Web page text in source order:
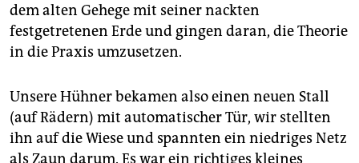
dem alten Gehege mit seiner nackten
festgetretenen Erde und gingen daran, die Theorie
in die Praxis umzusetzen.
Unsere Hühner bekamen also einen neuen Stall
(auf Rädern) mit automatischer Tür, wir stellten
ihn auf die Wiese und spannten ein niedriges Netz
als Zaun darum. Es war ein richtiges kleines